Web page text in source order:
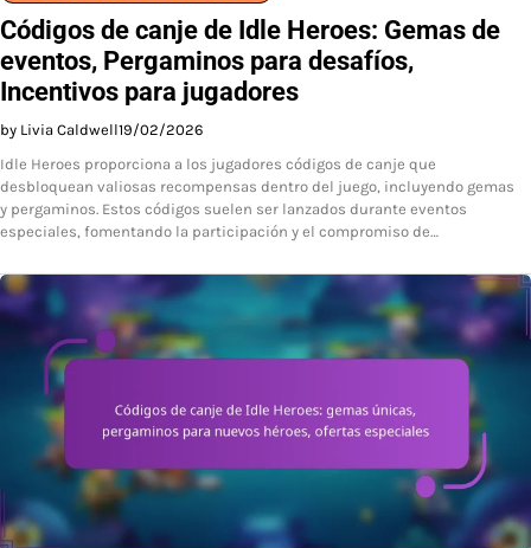
Códigos de canje de Idle Heroes: Gemas de
eventos, Pergaminos para desafíos,
Incentivos para jugadores
by Livia Caldwell19/02/2026
Idle Heroes proporciona a los jugadores códigos de canje que
desbloquean valiosas recompensas dentro del juego, incluyendo gemas
y pergaminos. Estos códigos suelen ser lanzados durante eventos
especiales, fomentando la participación y el compromiso de…